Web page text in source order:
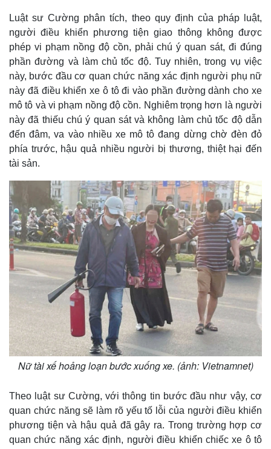
Kinh tế
Bất động sản
Khởi nghiệp
Thị trường
Giá vàng
Tiêu dùng
Luật sư Cường phân tích, theo quy định của pháp luật,
người điều khiển phương tiện giao thông không được
phép vi phạm nồng độ cồn, phải chú ý quan sát, đi đúng
phần đường và làm chủ tốc độ. Tuy nhiên, trong vụ việc
này, bước đầu cơ quan chức năng xác định người phụ nữ
này đã điều khiển xe ô tô đi vào phần đường dành cho xe
mô tô và vi phạm nồng độ cồn. Nghiêm trọng hơn là người
này đã thiếu chú ý quan sát và không làm chủ tốc độ dẫn
đến đâm, va vào nhiều xe mô tô đang dừng chờ đèn đỏ
phía trước, hậu quả nhiều người bị thương, thiệt hại đến
tài sản.
Nữ tài xế hoảng loạn bước xuống xe. (ảnh: Vietnamnet)
Theo luật sư Cường, với thông tin bước đầu như vậy, cơ
quan chức năng sẽ làm rõ yếu tố lỗi của người điều khiển
phương tiện và hậu quả đã gây ra. Trong trường hợp cơ
quan chức năng xác định, người điều khiển chiếc xe ô tô